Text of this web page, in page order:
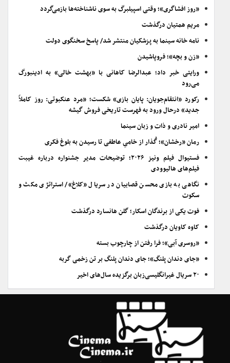
«روز افشاگری»؛ وقتی اسپیلبرگ به سوی ناشناخته‌ها بازمی‌گردد
مریم همتیان درگذشت
نامه خانه سینما به پزشکیان منتشر شد/ پاسخ سخنگوی دولت
«زن و بچه»؛ فروپاشیدن
ورایتی خبر داد؛ عبدالرضا کاهانی با «بهشت خالی» به ادینبورگ
می‌رود
رکورد «انتقام‌جویان: پایان بازی» شکست؛ «مرد عنکبوتی: روز کاملاً
جدید» درحال ورود به فهرست تاریخی فروش گیشه
امیر نادری و ذات و زبان سینما
رمان «رخشان»؛ گُذار از خامیِ عاطفی تا رسیدن به بلوغ فکری
فستیوال فیلم ونیز ۲۰۲۶؛ توضیحات مدیر جشنواره درباره غیبت
فیلم‌های هالیوودی
نگاهی به بازی محسن قصابیان در سریال «کلاغ»/ استراتژی مکث و
سکوت
فوت یکی از برندگان اسکار؛ گلن هانسارد درگذشت
کاوه کاویان درگذشت
«روسری آبی»؛ فرا رفتن از چارچوب بسته
«جای دندان پلنگ»؛ جای دندان پلنگ بر تن زخمی گربه
۲۰ سریال غیرانگلیسی‌زبان برگزیده سال‌های اخیر